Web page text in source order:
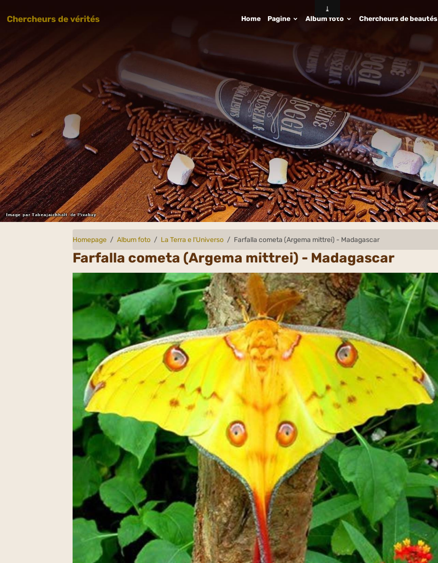
Chercheurs de vérités Home Pagine Album foto Chercheurs de beautés
Homepage Album foto La Terra e l'Universo Farfalla cometa (Argema mittrei) - Madagascar
Farfalla cometa (Argema mittrei) - Madagascar